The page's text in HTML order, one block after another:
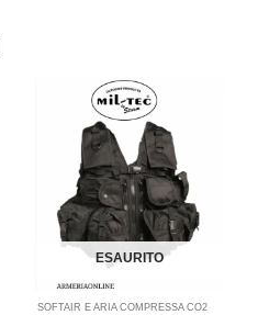
ESAURITO
SOFTAIR E ARIA COMPRESSA CO2
Questo
prodotto
ha
più
varianti.
Le
opzioni
possono
essere